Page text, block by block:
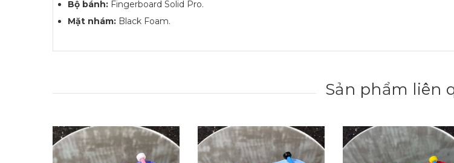
Bộ bánh: Fingerboard Solid Pro.
Mặt nhám: Black Foam.
Sản phẩm liên